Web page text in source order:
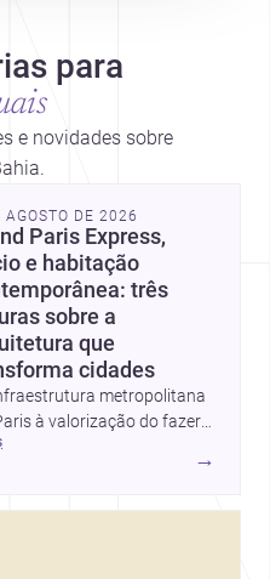
para
e novidades sobre
AGOSTO DE 2026
Paris Express,
e habitação
três
sobre a
que
cidades
metropolitana
à valorização do fazer
e à casa elevada da
→